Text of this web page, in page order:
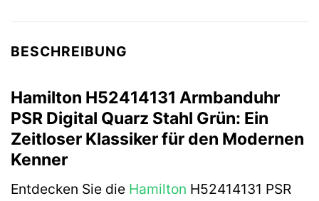
BESCHREIBUNG
Hamilton H52414131 Armbanduhr
PSR Digital Quarz Stahl Grün: Ein
Zeitloser Klassiker für den Modernen
Kenner
Entdecken Sie die Hamilton H52414131 PSR